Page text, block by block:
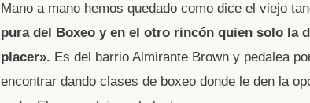
Mano a mano hemos quedado como dice el viejo
pura del Boxeo y en el otro rincón quien solo la
placer». Es del barrio Almirante Brown y pedalea
encontrar dando clases de boxeo donde le den la